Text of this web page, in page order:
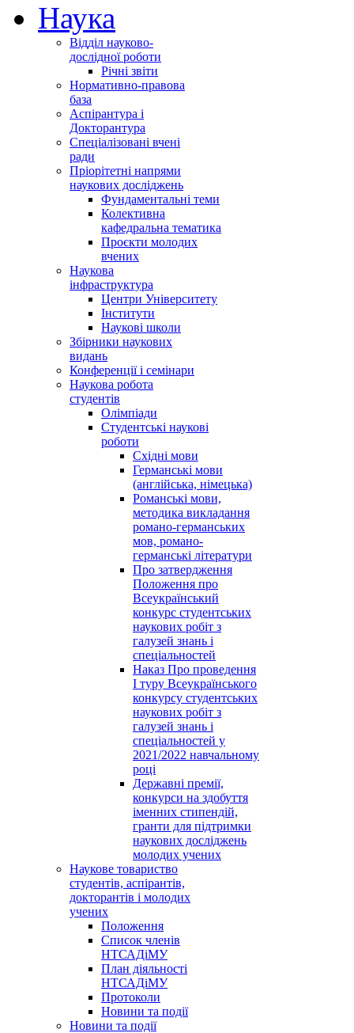
Наука
Відділ науково-
дослідної роботи
Річні звіти
Нормативно-правова
база
Аспірантура і
Докторантура
Спеціалізовані вчені
ради
Пріорітетні напрями
наукових досліджень
Фундаментальні теми
Колективна
кафедральна тематика
Проєкти молодих
вчених
Наукова
інфраструктура
Центри Університету
Інститути
Наукові школи
Збірники наукових
видань
Конференції і семінари
Наукова робота
студентів
Олімпіади
Студентські наукові
роботи
Східні мови
Германські мови
(англійська, німецька)
Романські мови,
методика викладання
романо-германських
мов, романо-
германські літератури
Про затвердження
Положення про
Всеукраїнський
конкурс студентських
наукових робіт з
галузей знань і
спеціальностей
Наказ Про проведення
І туру Всеукраїнського
конкурсу студентських
наукових робіт з
галузей знань і
спеціальностей у
2021/2022 навчальному
році
Державні премії,
конкурси на здобуття
іменних стипендій,
гранти для підтримки
наукових досліджень
молодих учених
Наукове товариство
студентів, аспірантів,
докторантів і молодих
учених
Положення
Список членів
НТСАДіМУ
План діяльності
НТСАДіМУ
Протоколи
Новини та події
Новини та події